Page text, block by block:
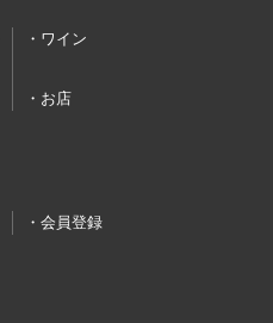
ワイン
お店
会員登録